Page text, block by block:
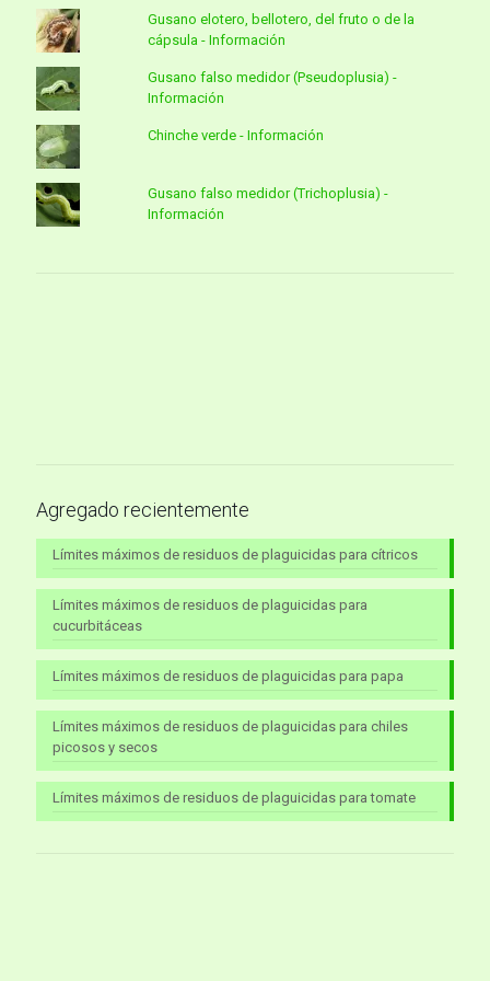
Gusano elotero, bellotero, del fruto o de la
cápsula - Información
Gusano falso medidor (Pseudoplusia) -
Información
Chinche verde - Información
Gusano falso medidor (Trichoplusia) -
Información
Agregado recientemente
Límites máximos de residuos de plaguicidas para cítricos
Límites máximos de residuos de plaguicidas para
cucurbitáceas
Límites máximos de residuos de plaguicidas para papa
Límites máximos de residuos de plaguicidas para chiles
picosos y secos
Límites máximos de residuos de plaguicidas para tomate